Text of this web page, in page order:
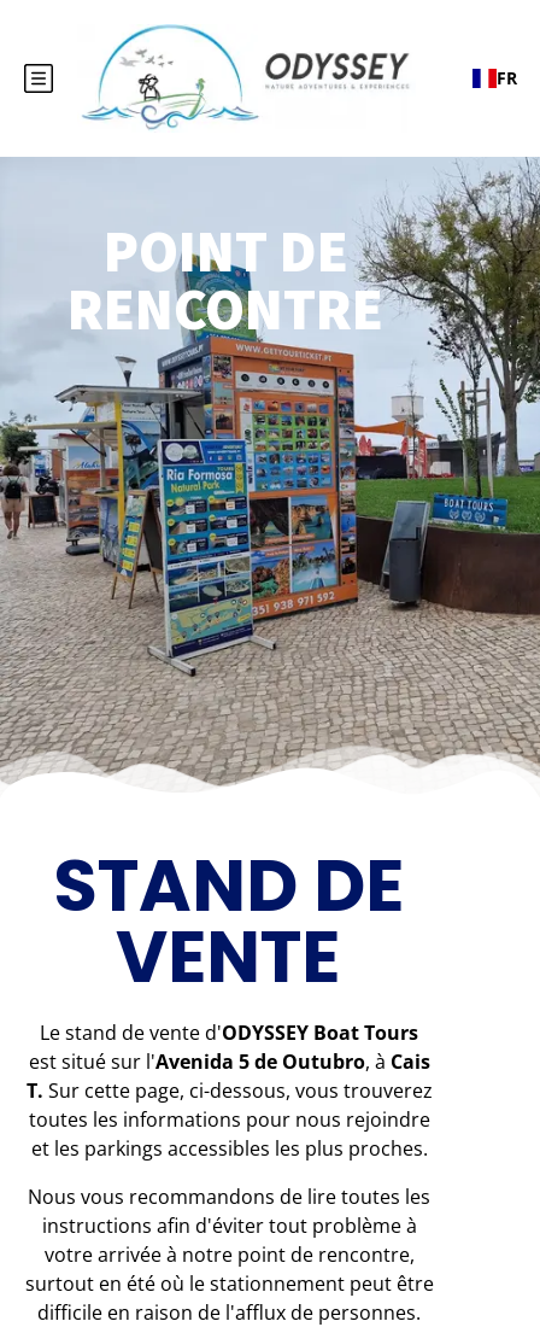
FR
POINT DE
RENCONTRE
STAND DE
VENTE
Le stand de vente d'ODYSSEY Boat Tours
est situé sur l'Avenida 5 de Outubro, à Cais
T. Sur cette page, ci-dessous, vous trouverez
toutes les informations pour nous rejoindre
et les parkings accessibles les plus proches.
Nous vous recommandons de lire toutes les
instructions afin d'éviter tout problème à
votre arrivée à notre point de rencontre,
surtout en été où le stationnement peut être
difficile en raison de l'afflux de personnes.